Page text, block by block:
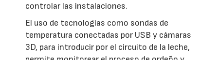
controlar las instalaciones.
El uso de tecnologías como sondas de
temperatura conectadas por USB y cámaras
3D, para introducir por el circuito de la leche,